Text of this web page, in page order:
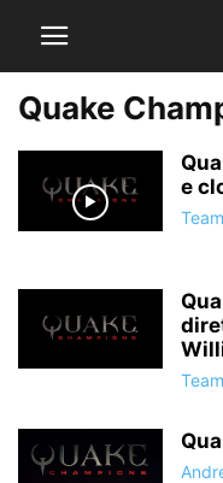
Quake
e